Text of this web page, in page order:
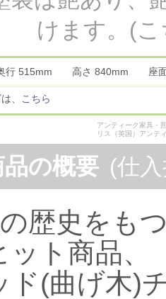
けます。(
行 515mm 高さ 840mm 座
、 こちら
アンティーク家具・
リス（英国）アンテ
の概要 (仕
歴史をも
ト商品、
(曲げ木)